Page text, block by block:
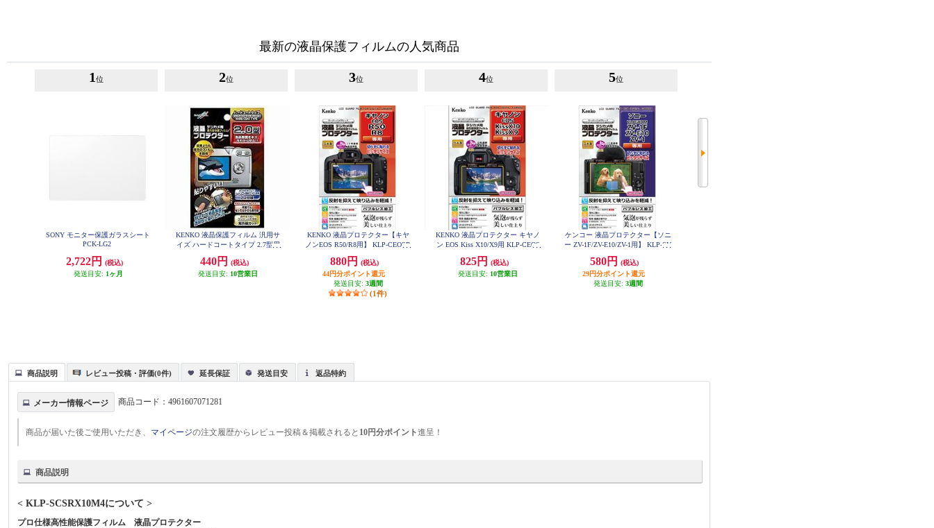
最新の液晶保護フィルムの人気商品
1 位
SONY モニター保護ガラスシート
PCK-LG2
2,722円
(税込)
発送目安: 1ヶ月
2位
KENKO 液晶保護フィルム 汎用サ
イズ ハードコートタイプ 2.7型用
440円
(税込)
発送目安: 10営業日
3位
KENKO 液晶プロテクター【キヤ
ノンEOS R50/R8用】 KLP-CEOSR
880円
(税込)
44円分ポイント還元
発送目安: 3週間
(1件)
4位
KENKO 液晶プロテクター キヤノ
ン EOS Kiss X10/X9用 KLP-CEOS
825円
(税込)
発送目安: 10営業日
5位
ケンコー 液晶プロテクター【ソニ
ー ZV-1F/ZV-E10/ZV-1用】 KLP-SV
580円
(税込)
29円分ポイント還元
発送目安: 3週間
商品説明 レビュー投稿・評価(0件) 延長保証 発送目安 返品特約
メーカー情報ページ 商品コード：4961607071281
商品が届いた後ご使用いただき、 マイページの注文履歴からレビュー投稿＆掲載されると 10円分ポイント進呈！
商品説明
< KLP-SCSRX10M4について >
プロ仕様高性能保護フィルム 液晶プロテクター